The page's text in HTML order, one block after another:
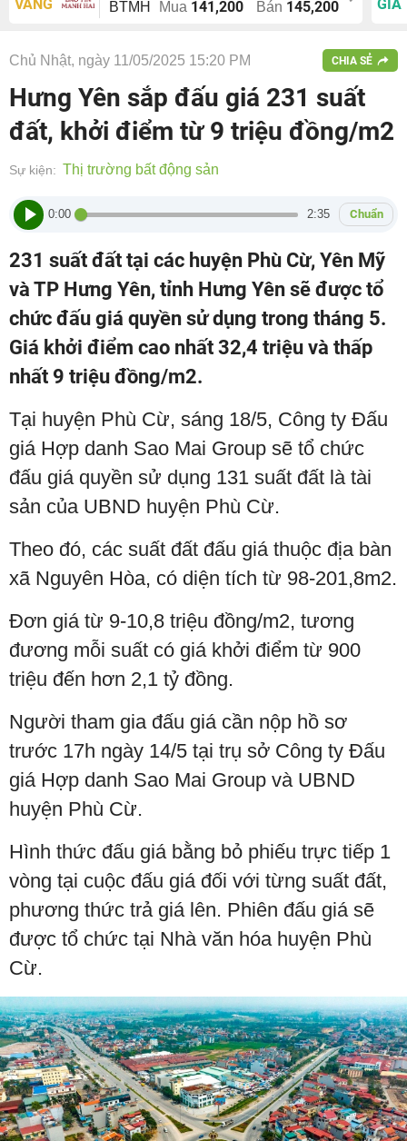
VÀNG
BTMH Mua 141,200 Bán 145,200
GIÁ
Chủ Nhật, ngày 11/05/2025 15:20 PM CHIA SẺ
Hưng Yên sắp đấu giá 231 suất
đất, khởi điểm từ 9 triệu đồng/m2
Sự kiện: Thị trường bất động sản
0:00 2:35 Chuẩn
231 suất đất tại các huyện Phù Cừ, Yên Mỹ
và TP Hưng Yên, tỉnh Hưng Yên sẽ được tổ
chức đấu giá quyền sử dụng trong tháng 5.
Giá khởi điểm cao nhất 32,4 triệu và thấp
nhất 9 triệu đồng/m2.
Tại huyện Phù Cừ, sáng 18/5, Công ty Đấu
giá Hợp danh Sao Mai Group sẽ tổ chức
đấu giá quyền sử dụng 131 suất đất là tài
sản của UBND huyện Phù Cừ.
Theo đó, các suất đất đấu giá thuộc địa bàn
xã Nguyên Hòa, có diện tích từ 98-201,8m2.
Đơn giá từ 9-10,8 triệu đồng/m2, tương
đương mỗi suất có giá khởi điểm từ 900
triệu đến hơn 2,1 tỷ đồng.
Người tham gia đấu giá cần nộp hồ sơ
trước 17h ngày 14/5 tại trụ sở Công ty Đấu
giá Hợp danh Sao Mai Group và UBND
huyện Phù Cừ.
Hình thức đấu giá bằng bỏ phiếu trực tiếp 1
vòng tại cuộc đấu giá đối với từng suất đất,
phương thức trả giá lên. Phiên đấu giá sẽ
được tổ chức tại Nhà văn hóa huyện Phù
Cừ.